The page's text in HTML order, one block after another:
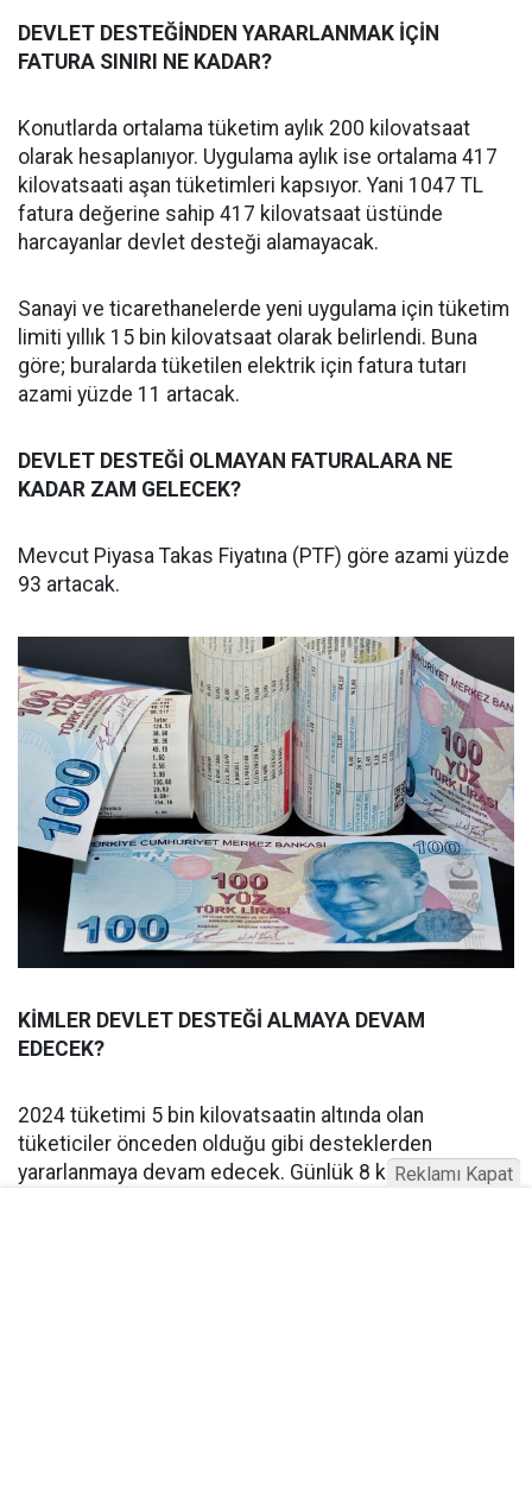
DEVLET DESTEĞİNDEN YARARLANMAK İÇİN
FATURA SINIRI NE KADAR?
Konutlarda ortalama tüketim aylık 200 kilovatsaat
olarak hesaplanıyor. Uygulama aylık ise ortalama 417
kilovatsaati aşan tüketimleri kapsıyor. Yani 1047 TL
fatura değerine sahip 417 kilovatsaat üstünde
harcayanlar devlet desteği alamayacak.
Sanayi ve ticarethanelerde yeni uygulama için tüketim
limiti yıllık 15 bin kilovatsaat olarak belirlendi. Buna
göre; buralarda tüketilen elektrik için fatura tutarı
azami yüzde 11 artacak.
DEVLET DESTEĞİ OLMAYAN FATURALARA NE
KADAR ZAM GELECEK?
Mevcut Piyasa Takas Fiyatına (PTF) göre azami yüzde
93 artacak.
KİMLER DEVLET DESTEĞİ ALMAYA DEVAM
EDECEK?
2024 tüketimi 5 bin kilovatsaatin altında olan
tüketiciler önceden olduğu gibi desteklerden
yararlanmaya devam edecek. Günlük 8 kilovatsaatin
Reklamı Kapat